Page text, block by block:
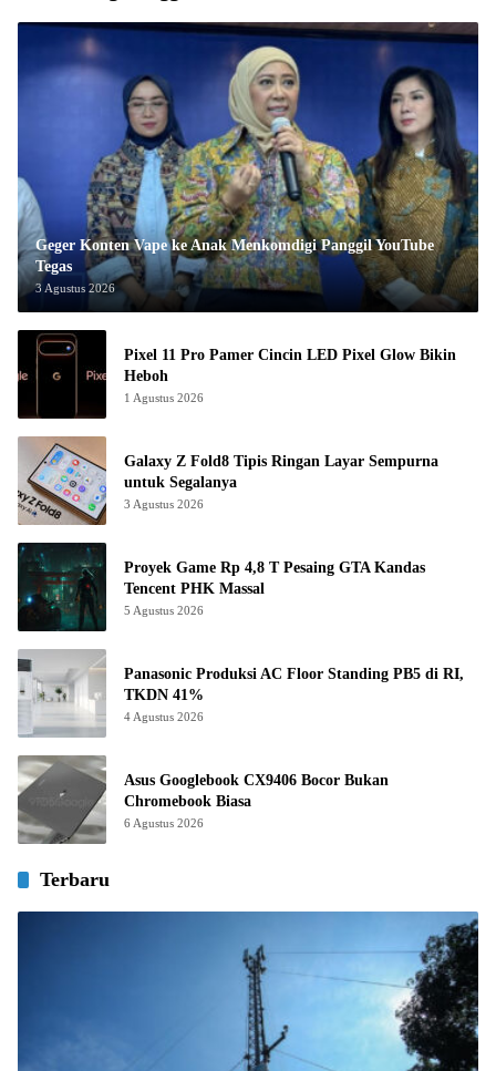
Geger Konten Vape ke Anak Menkomdigi Panggil YouTube
Tegas
3 Agustus 2026
Pixel 11 Pro Pamer Cincin LED Pixel Glow Bikin
Heboh
1 Agustus 2026
Galaxy Z Fold8 Tipis Ringan Layar Sempurna
untuk Segalanya
3 Agustus 2026
Proyek Game Rp 4,8 T Pesaing GTA Kandas
Tencent PHK Massal
5 Agustus 2026
Panasonic Produksi AC Floor Standing PB5 di RI,
TKDN 41%
4 Agustus 2026
Asus Googlebook CX9406 Bocor Bukan
Chromebook Biasa
6 Agustus 2026
Terbaru